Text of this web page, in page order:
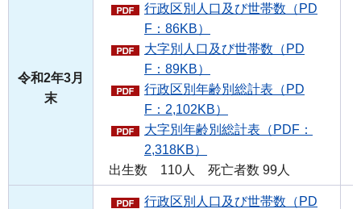
令和2年3月
末
行政区別人口及び世帯数（PD
F：86KB）
大字別人口及び世帯数（PD
F：89KB）
行政区別年齢別総計表（PD
F：2,102KB）
大字別年齢別総計表（PDF：
2,318KB）
出生数 110人 死亡者数 99人
行政区別人口及び世帯数（PD